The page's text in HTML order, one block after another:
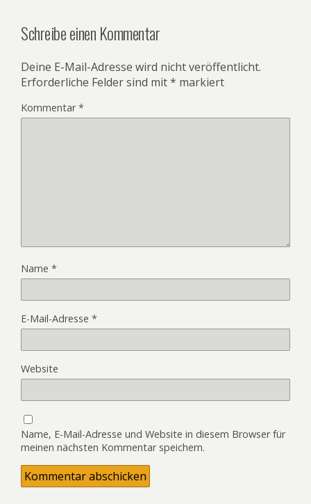
Schreibe einen Kommentar
Deine E-Mail-Adresse wird nicht veröffentlicht.
Erforderliche Felder sind mit* markiert
Kommentar*
Name *
E-Mail-Adresse *
Website
Name, E-Mail-Adresse und Website in diesem Browser für
meinen nächsten Kommentar speichern.